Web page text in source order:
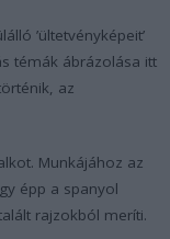
’ültetvényképeit’
témák ábrázolása itt
az
Munkájához az
épp a spanyol
rajzokból meríti.